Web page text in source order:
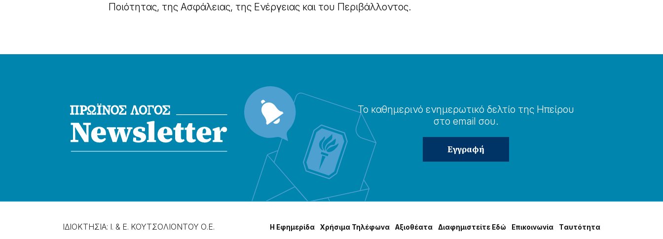
Ποιότητας, της Ασφάλειας, της Ενέργειας και του Περιβάλλοντος.
Το καθημερɩνό ενημερωτɩκό δελτίο της Ηπείρου
στο email σου.
ΙΔΙΟΚΤΗΣΙΑ: Ι. & Ε. ΚΟΥΤΣΟΛΙΟΝΤΟΥ Ο.Ε. Η Εφημερίδα Χρήσɩμα Τηλέφωνα Αξɩοθέατα Δɩαφημɩστείτε Εδώ Επɩκοɩνωνία Tαυτότητα